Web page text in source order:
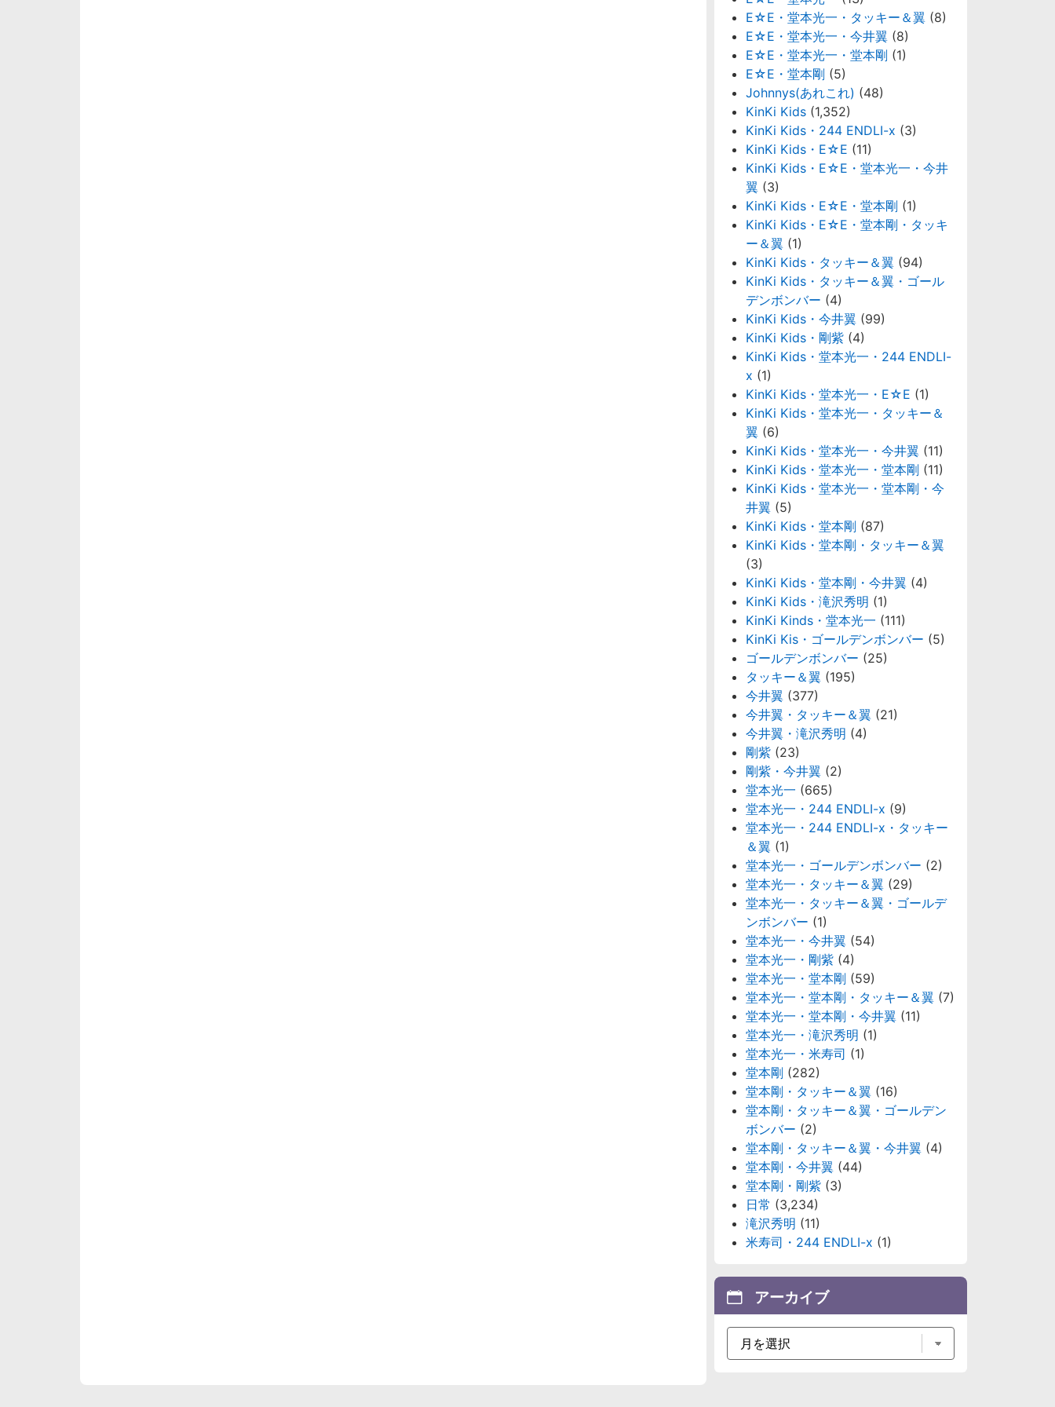
E☆E・堂本光一・タッキー＆翼 (8)
E☆E・堂本光一・今井翼 (8)
E☆E・堂本光一・堂本剛 (1)
E☆E・堂本剛 (5)
Johnnys(あれこれ) (48)
KinKi Kids (1,352)
KinKi Kids・244 ENDLI-x (3)
KinKi Kids・E☆E (11)
KinKi Kids・E☆E・堂本光一・今井
翼 (3)
KinKi Kids・E☆E・堂本剛 (1)
KinKi Kids・E☆E・堂本剛・タッキ
ー＆翼 (1)
KinKi Kids・タッキー＆翼 (94)
KinKi Kids・タッキー＆翼・ゴール
デンボンバー (4)
KinKi Kids・今井翼 (99)
KinKi Kids・剛紫 (4)
KinKi Kids・堂本光一・244 ENDLI-
x (1)
KinKi Kids・堂本光一・E☆E (1)
KinKi Kids・堂本光一・タッキー＆
翼 (6)
KinKi Kids・堂本光一・今井翼 (11)
KinKi Kids・堂本光一・堂本剛 (11)
KinKi Kids・堂本光一・堂本剛・今
井翼 (5)
KinKi Kids・堂本剛 (87)
KinKi Kids・堂本剛・タッキー＆翼
(3)
KinKi Kids・堂本剛・今井翼 (4)
KinKi Kids・滝沢秀明 (1)
KinKi Kinds・堂本光一 (111)
KinKi Kis・ゴールデンボンバー (5)
ゴールデンボンバー (25)
タッキー＆翼 (195)
今井翼 (377)
今井翼・タッキー＆翼 (21)
今井翼・滝沢秀明 (4)
剛紫 (23)
剛紫・今井翼 (2)
堂本光一 (665)
堂本光一・244 ENDLI-x (9)
堂本光一・244 ENDLI-x・タッキー
＆翼 (1)
堂本光一・ゴールデンボンバー (2)
堂本光一・タッキー＆翼 (29)
堂本光一・タッキー＆翼・ゴールデ
ンボンバー (1)
堂本光一・今井翼 (54)
堂本光一・剛紫 (4)
堂本光一・堂本剛 (59)
堂本光一・堂本剛・タッキー＆翼 (7)
堂本光一・堂本剛・今井翼 (11)
堂本光一・滝沢秀明 (1)
堂本光一・米寿司 (1)
堂本剛 (282)
堂本剛・タッキー＆翼 (16)
堂本剛・タッキー＆翼・ゴールデン
ボンバー (2)
堂本剛・タッキー＆翼・今井翼 (4)
堂本剛・今井翼 (44)
堂本剛・剛紫 (3)
日常 (3,234)
滝沢秀明 (11)
米寿司・244 ENDLI-x (1)
アーカイブ